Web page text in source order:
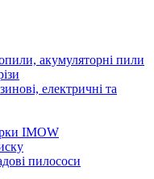
акумуляторні пили
електричні та
IMOW
пилососи